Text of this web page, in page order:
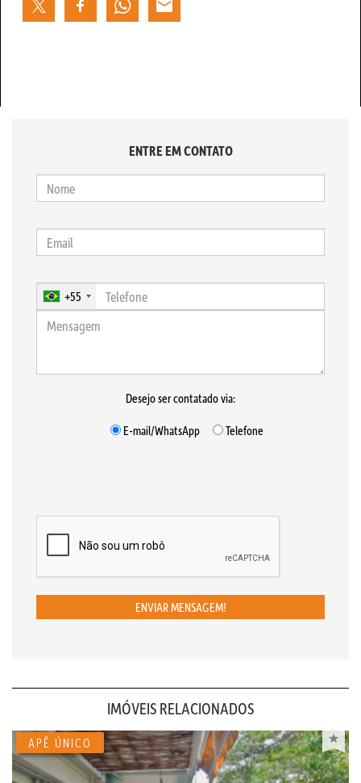
ENTRE EM CONTATO
+55
Desejo ser contatado via:
E-mail/WhatsApp
Telefone
ENVIAR MENSAGEM!
IMÓVEIS RELACIONADOS